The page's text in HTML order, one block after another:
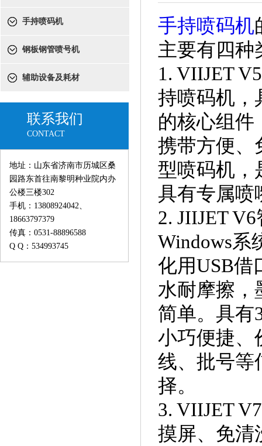
手持喷码机
钢板钢管喷号机
辅助设备及耗材
联系我们
CONTACT
地址：山东省济南市历城区桑
园路东首往南黎明种业院内办
公楼三楼302
手机：13808924042、
18663797379
传真：0531-88896588
Q Q：534993745
手持喷码机
主要有四种
1. VIIJET
持喷码机，
的核心组件
携带方便、
型喷码机，
具有专属喷
2. JIIJET
Windows系
化用USB借
水耐摩擦，
简单。具有
小巧便捷、
线、批号等
择。
3. VIIJET
摸屏、免清